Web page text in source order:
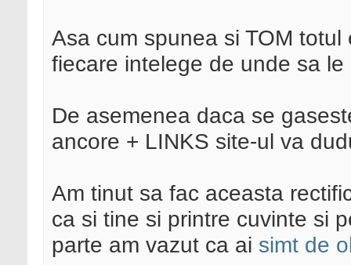
Asa cum spunea si TOM
fiecare intelege de unde sa
De asemenea daca se
ancore + LINKS site-ul va
Am tinut sa fac aceasta
ca si tine si printre cuvinte si
parte am vazut ca ai simt de